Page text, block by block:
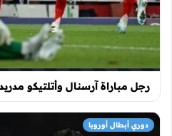
رجل مباراة آرسنال وأتلتيكو
دوري أبطال أوروبا